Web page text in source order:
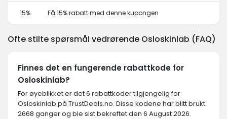
15% Få 15% rabatt med denne kupongen
Ofte stilte spørsmål vedrørende Osloskinlab (FAQ)
Finnes det en fungerende rabattkode for
Osloskinlab?
For øyeblikket er det 6 rabattkoder tilgjengelig for
Osloskinlab på TrustDeals.no. Disse kodene har blitt brukt
2668 ganger og ble sist bekreftet den 6 August 2026.